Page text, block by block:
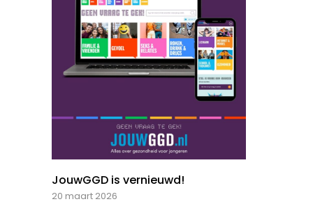
JouwGGD is vernieuwd!
20 maart 2026